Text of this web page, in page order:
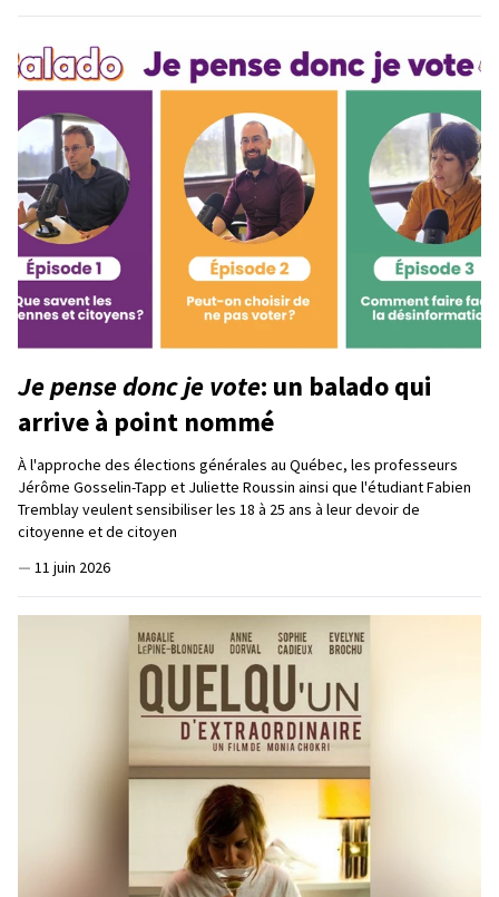
Je pense donc je vote: un balado qui
arrive à point nommé
À l'approche des élections générales au Québec, les professeurs
Jérôme Gosselin-Tapp et Juliette Roussin ainsi que l'étudiant Fabien
Tremblay veulent sensibiliser les 18 à 25 ans à leur devoir de
citoyenne et de citoyen
— 11 juin 2026